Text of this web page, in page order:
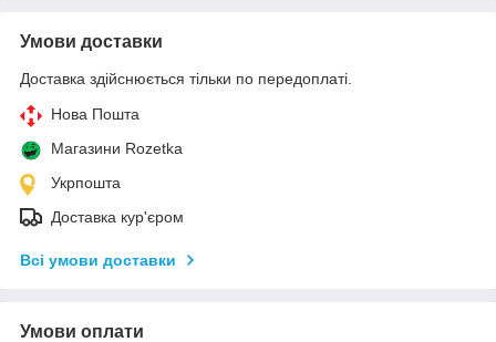
Умови доставки
Доставка здійснюється тільки по передоплаті.
Нова Пошта
Магазини Rozetka
Укрпошта
Доставка кур'єром
Всі умови доставки
Умови оплати